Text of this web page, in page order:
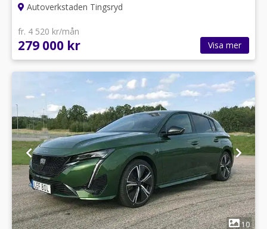
Autoverkstaden Tingsryd
fr. 4 520 kr/mån
279 000 kr Visa mer
1 10